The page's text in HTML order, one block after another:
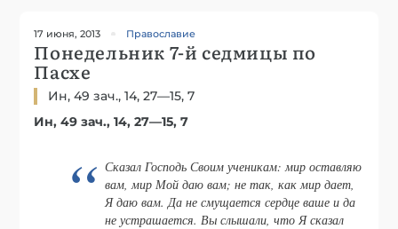
17 июня, 2013 Православие
Понедельник 7-й седмицы по
Пасхе
Ин, 49 зач., 14, 27—15, 7
Ин, 49 зач., 14, 27—15, 7
Сказал Господь Своим ученикам: мир оставляю
вам, мир Мой даю вам; не так, как мир дает,
Я даю вам. Да не смущается сердце ваше и да
не устрашается. Вы слышали, что Я сказал